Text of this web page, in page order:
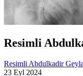
Resimli
Resimli Abdulkadir
23 Eyl 2024